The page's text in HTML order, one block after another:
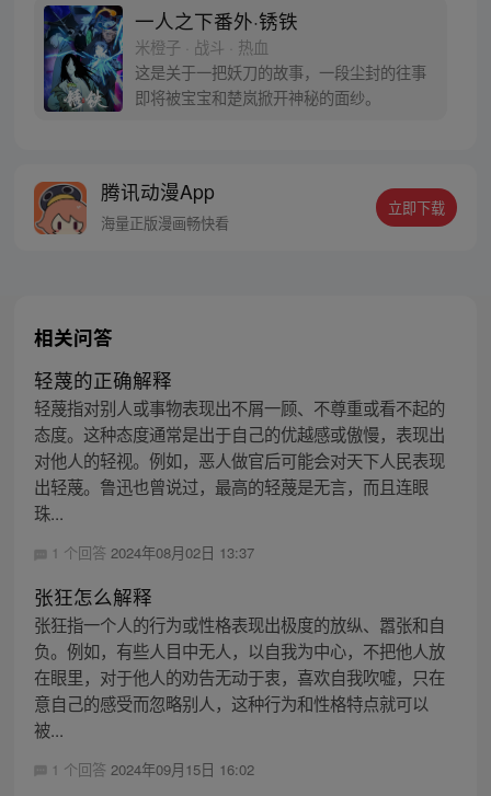
自己打工的快递公司。为了帮冯宝宝寻找她
的身世，也为了查清自己与爷爷身上的秘
密，张楚岚的生活被彻底颠覆，与冯宝宝一
同踏上“异人”之旅。
一人之下番外·锈铁
米橙子 · 战斗 · 热血
这是关于一把妖刀的故事，一段尘封的往事
即将被宝宝和楚岚掀开神秘的面纱。
腾讯动漫App
海量正版漫画畅快看
立即下载
相关问答
轻蔑的正确解释
轻蔑指对别人或事物表现出不屑一顾、不尊重或看不起的
态度。这种态度通常是出于自己的优越感或傲慢，表现出
对他人的轻视。例如，恶人做官后可能会对天下人民表现
出轻蔑。鲁迅也曾说过，最高的轻蔑是无言，而且连眼
珠...
1 个回答 2024年08月02日 13:37
张狂怎么解释
张狂指一个人的行为或性格表现出极度的放纵、嚣张和自
负。例如，有些人目中无人，以自我为中心，不把他人放
在眼里，对于他人的劝告无动于衷，喜欢自我吹嘘，只在
意自己的感受而忽略别人，这种行为和性格特点就可以
被...
1 个回答 2024年09月15日 16:02